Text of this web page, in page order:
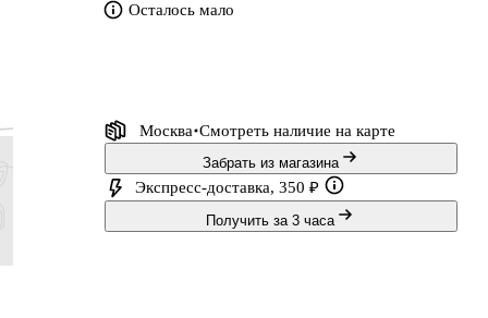
Осталось мало
Москва Смотреть наличие на карте
Забрать из магазина
Экспресс-доставка, 350 ₽
Получить за 3 часа